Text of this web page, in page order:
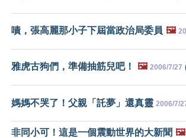
嘖，張高麗那小子下屆當政治局委員 🖼️
雅虎古狗們，準備抽筋兒吧！ 🖼️ 2006/7/27
媽媽不哭了！父親「託夢」還真靈 2006/7/
非同小可！這是一個震動世界的大新聞 🖼️